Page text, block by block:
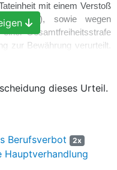
mit einem Verstoß
StGB ), sowie wegen
Gesamtfreiheitsstrafe
zur Bewährung verurteilt.
von zwei Computern
für die Dauer von zwei
mit seiner auf die
Revision. Das
ersichtlichen
dieses Urteil.
Berufsverbot 2x
Hauptverhandlung